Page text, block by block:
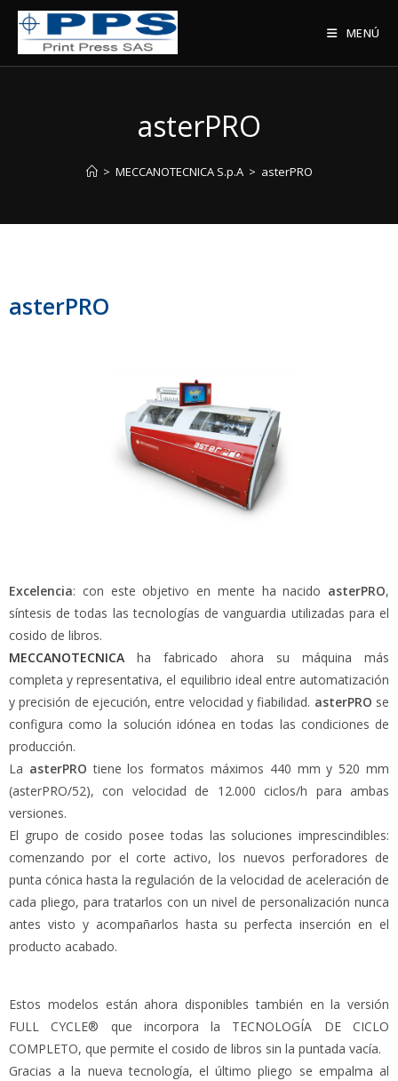
MENÚ
asterPRO
> MECCANOTECNICA S.p.A > asterPRO
asterPRO
Excelencia: con este objetivo en mente ha nacido asterPRO,
síntesis de todas las tecnologías de vanguardia utilizadas para el
cosido de libros.
MECCANOTECNICA ha fabricado ahora su máquina más
completa y representativa, el equilibrio ideal entre automatización
y precisión de ejecución, entre velocidad y fiabilidad. asterPRO se
configura como la solución idónea en todas las condiciones de
producción.
La asterPRO tiene los formatos máximos 440 mm y 520 mm
(asterPRO/52), con velocidad de 12.000 ciclos/h para ambas
versiones.
El grupo de cosido posee todas las soluciones imprescindibles:
comenzando por el corte activo, los nuevos perforadores de
punta cónica hasta la regulación de la velocidad de aceleración de
cada pliego, para tratarlos con un nivel de personalización nunca
antes visto y acompañarlos hasta su perfecta inserción en el
producto acabado.
Estos modelos están ahora disponibles también en la versión
FULL CYCLE® que incorpora la TECNOLOGÍA DE CICLO
COMPLETO, que permite el cosido de libros sin la puntada vacía.
Gracias a la nueva tecnología, el último pliego se empalma al